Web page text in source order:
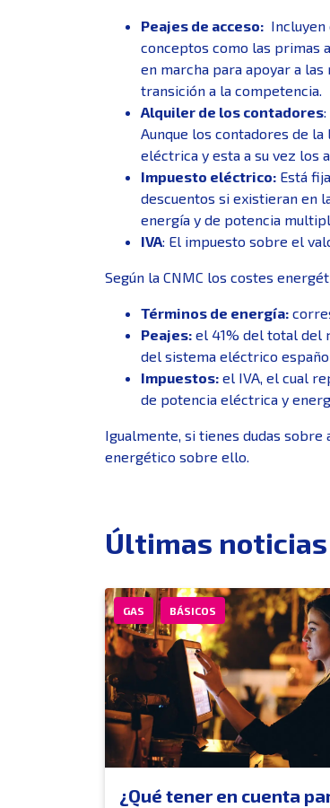
Peajes de acceso:
conceptos como las primas
en marcha para apoyar a
transición a la competencia.
Alquiler de los contadores
Aunque los contadores de
eléctrica y esta a su vez los
Impuesto eléctrico: Está
descuentos si existieran en
energía y de potencia
IVA: El impuesto sobre el
Según la CNMC los costes
Términos de energía:
Peajes: el 41% del total del
del sistema eléctrico
Impuestos: el IVA, el cual
de potencia eléctrica y
Igualmente, si tienes dudas
energético sobre ello.
Últimas noticias
GAS BÁSICOS
¿Qué tener en cuenta